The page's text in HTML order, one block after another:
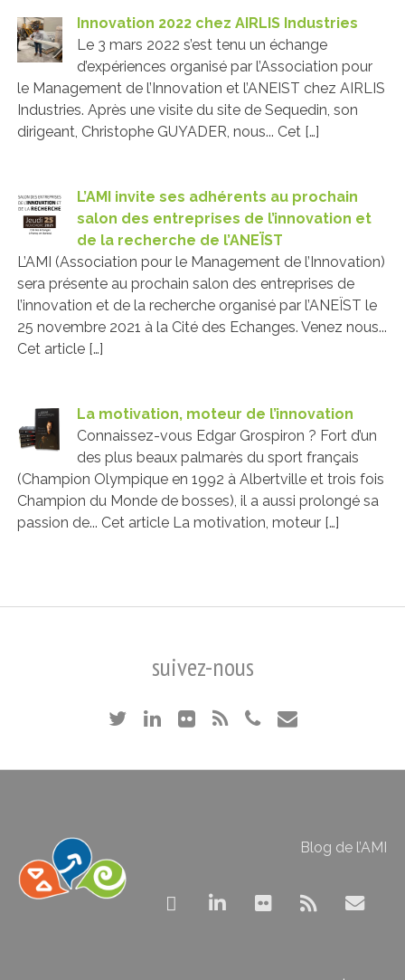
Innovation 2022 chez AIRLIS Industries
Le 3 mars 2022 s’est tenu un échange
d’expériences organisé par l’Association pour
le Management de l’Innovation et l’ANEIST chez AIRLIS
Industries. Après une visite du site de Sequedin, son
dirigeant, Christophe GUYADER, nous... Cet […]
L’AMI invite ses adhérents au prochain
salon des entreprises de l’innovation et
de la recherche de l’ANEÏST
L’AMI (Association pour le Management de l’Innovation)
sera présente au prochain salon des entreprises de
l’innovation et de la recherche organisé par l’ANEÏST le
25 novembre 2021 à la Cité des Echanges. Venez nous...
Cet article […]
La motivation, moteur de l’innovation
Connaissez-vous Edgar Grospiron ? Fort d’un
des plus beaux palmarès du sport français
(Champion Olympique en 1992 à Albertville et trois fois
Champion du Monde de bosses), il a aussi prolongé sa
passion de... Cet article La motivation, moteur […]
suivez-nous
Blog de l’AMI